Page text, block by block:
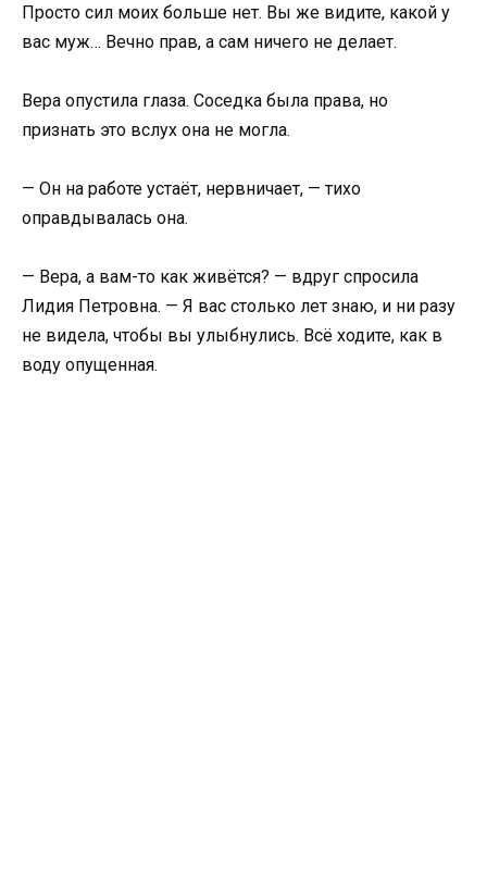
Просто сил моих больше нет. Вы же видите, какой у
вас муж… Вечно прав, а сам ничего не делает.
Вера опустила глаза. Соседка была права, но
признать это вслух она не могла.
— Он на работе устаёт, нервничает, — тихо
оправдывалась она.
— Вера, а вам-то как живётся? — вдруг спросила
Лидия Петровна. — Я вас столько лет знаю, и ни разу
не видела, чтобы вы улыбнулись. Всё ходите, как в
воду опущенная.